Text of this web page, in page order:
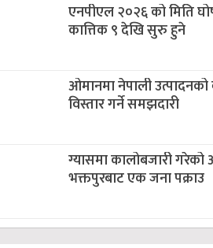
एनपीएल २०२६ को मिति
कात्तिक ९ देखि सुरु हुने
ओमानमा नेपाली उत्पादनको
विस्तार गर्ने समझदारी
ग्यासमा कालोबजारी गरेको
भक्तपुरबाट एक जना पक्राउ